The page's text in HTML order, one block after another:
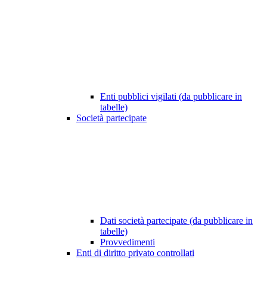
Enti pubblici vigilati (da pubblicare in
tabelle)
Società partecipate
Dati società partecipate (da pubblicare in
tabelle)
Provvedimenti
Enti di diritto privato controllati